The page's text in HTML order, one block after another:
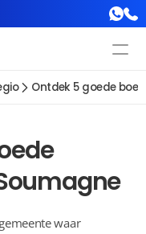
Ontdek 5 goede
waar